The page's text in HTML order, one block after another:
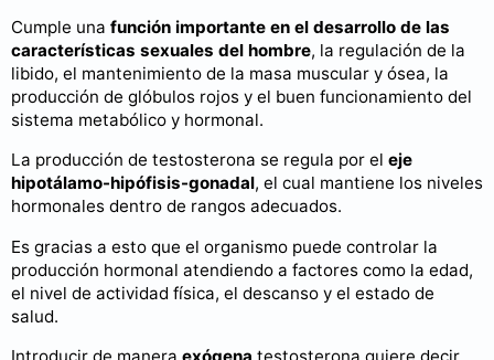
Cumple una función importante en el desarrollo de las
características sexuales del hombre, la regulación de la
libido, el mantenimiento de la masa muscular y ósea, la
producción de glóbulos rojos y el buen funcionamiento del
sistema metabólico y hormonal.
La producción de testosterona se regula por el eje
hipotálamo-hipófisis-gonadal, el cual mantiene los niveles
hormonales dentro de rangos adecuados.
Es gracias a esto que el organismo puede controlar la
producción hormonal atendiendo a factores como la edad,
el nivel de actividad física, el descanso y el estado de
salud.